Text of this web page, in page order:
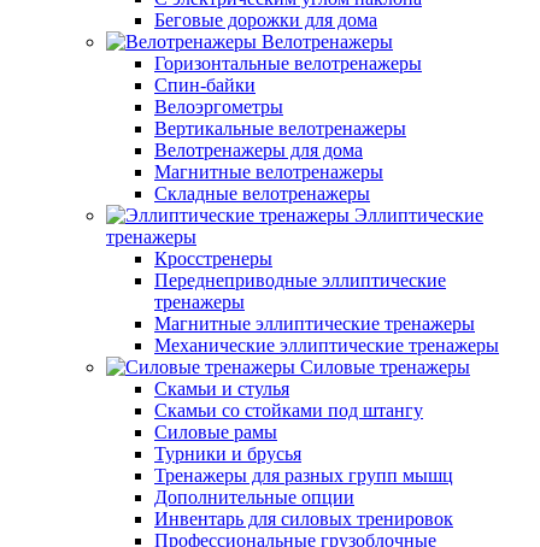
Беговые дорожки для дома
Велотренажеры
Горизонтальные велотренажеры
Спин-байки
Велоэргометры
Вертикальные велотренажеры
Велотренажеры для дома
Магнитные велотренажеры
Складные велотренажеры
Эллиптические
тренажеры
Кросстренеры
Переднеприводные эллиптические
тренажеры
Магнитные эллиптические тренажеры
Механические эллиптические тренажеры
Силовые тренажеры
Скамьи и стулья
Скамьи со стойками под штангу
Силовые рамы
Турники и брусья
Тренажеры для разных групп мышц
Дополнительные опции
Инвентарь для силовых тренировок
Профессиональные грузоблочные